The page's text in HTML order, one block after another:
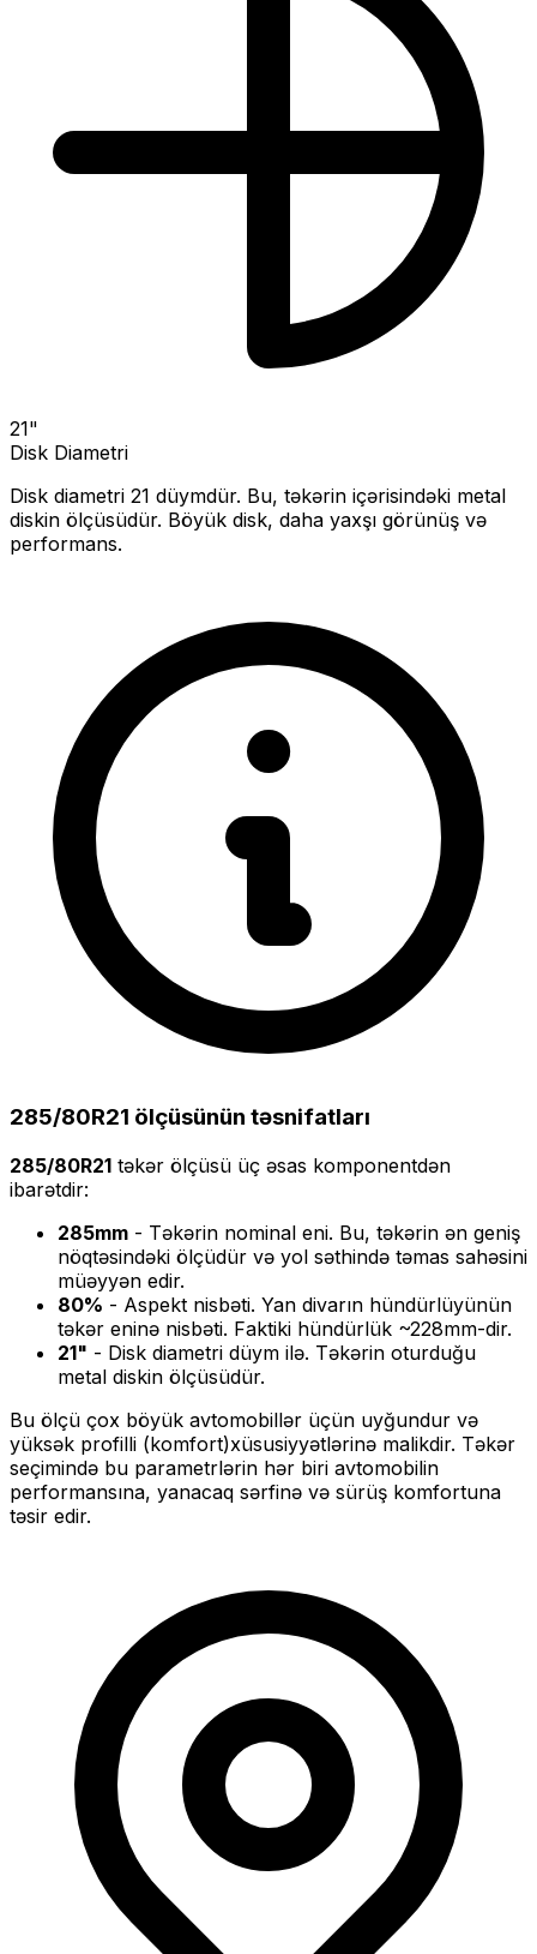
21"
Disk Diametri
Disk diametri 21 düymdür. Bu, təkərin içərisindəki metal
diskin ölçüsüdür. Böyük disk, daha yaxşı görünüş və
performans.
285/80R21 ölçüsünün təsnifatları
285/80R21 təkər ölçüsü üç əsas komponentdən
ibarətdir:
285mm - Təkərin nominal eni. Bu, təkərin ən geniş
nöqtəsindəki ölçüdür və yol səthində təmas sahəsini
müəyyən edir.
80% - Aspekt nisbəti. Yan divarın hündürlüyünün
təkər eninə nisbəti. Faktiki hündürlük ~228mm-dir.
21" - Disk diametri düym ilə. Təkərin oturduğu
metal diskin ölçüsüdür.
Bu ölçü çox böyük avtomobillər üçün uyğundur və
yüksək profilli (komfort)xüsusiyyətlərinə malikdir. Təkər
seçimində bu parametrlərin hər biri avtomobilin
performansına, yanacaq sərfinə və sürüş komfortuna
təsir edir.